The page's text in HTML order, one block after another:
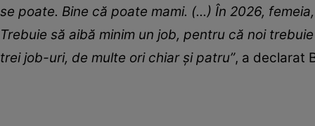
se poate. Bine că poate mami. (...) În 2026,
Trebuie să aibă minim un job, pentru că noi
trei job-uri, de multe ori chiar și patru”, a declarat